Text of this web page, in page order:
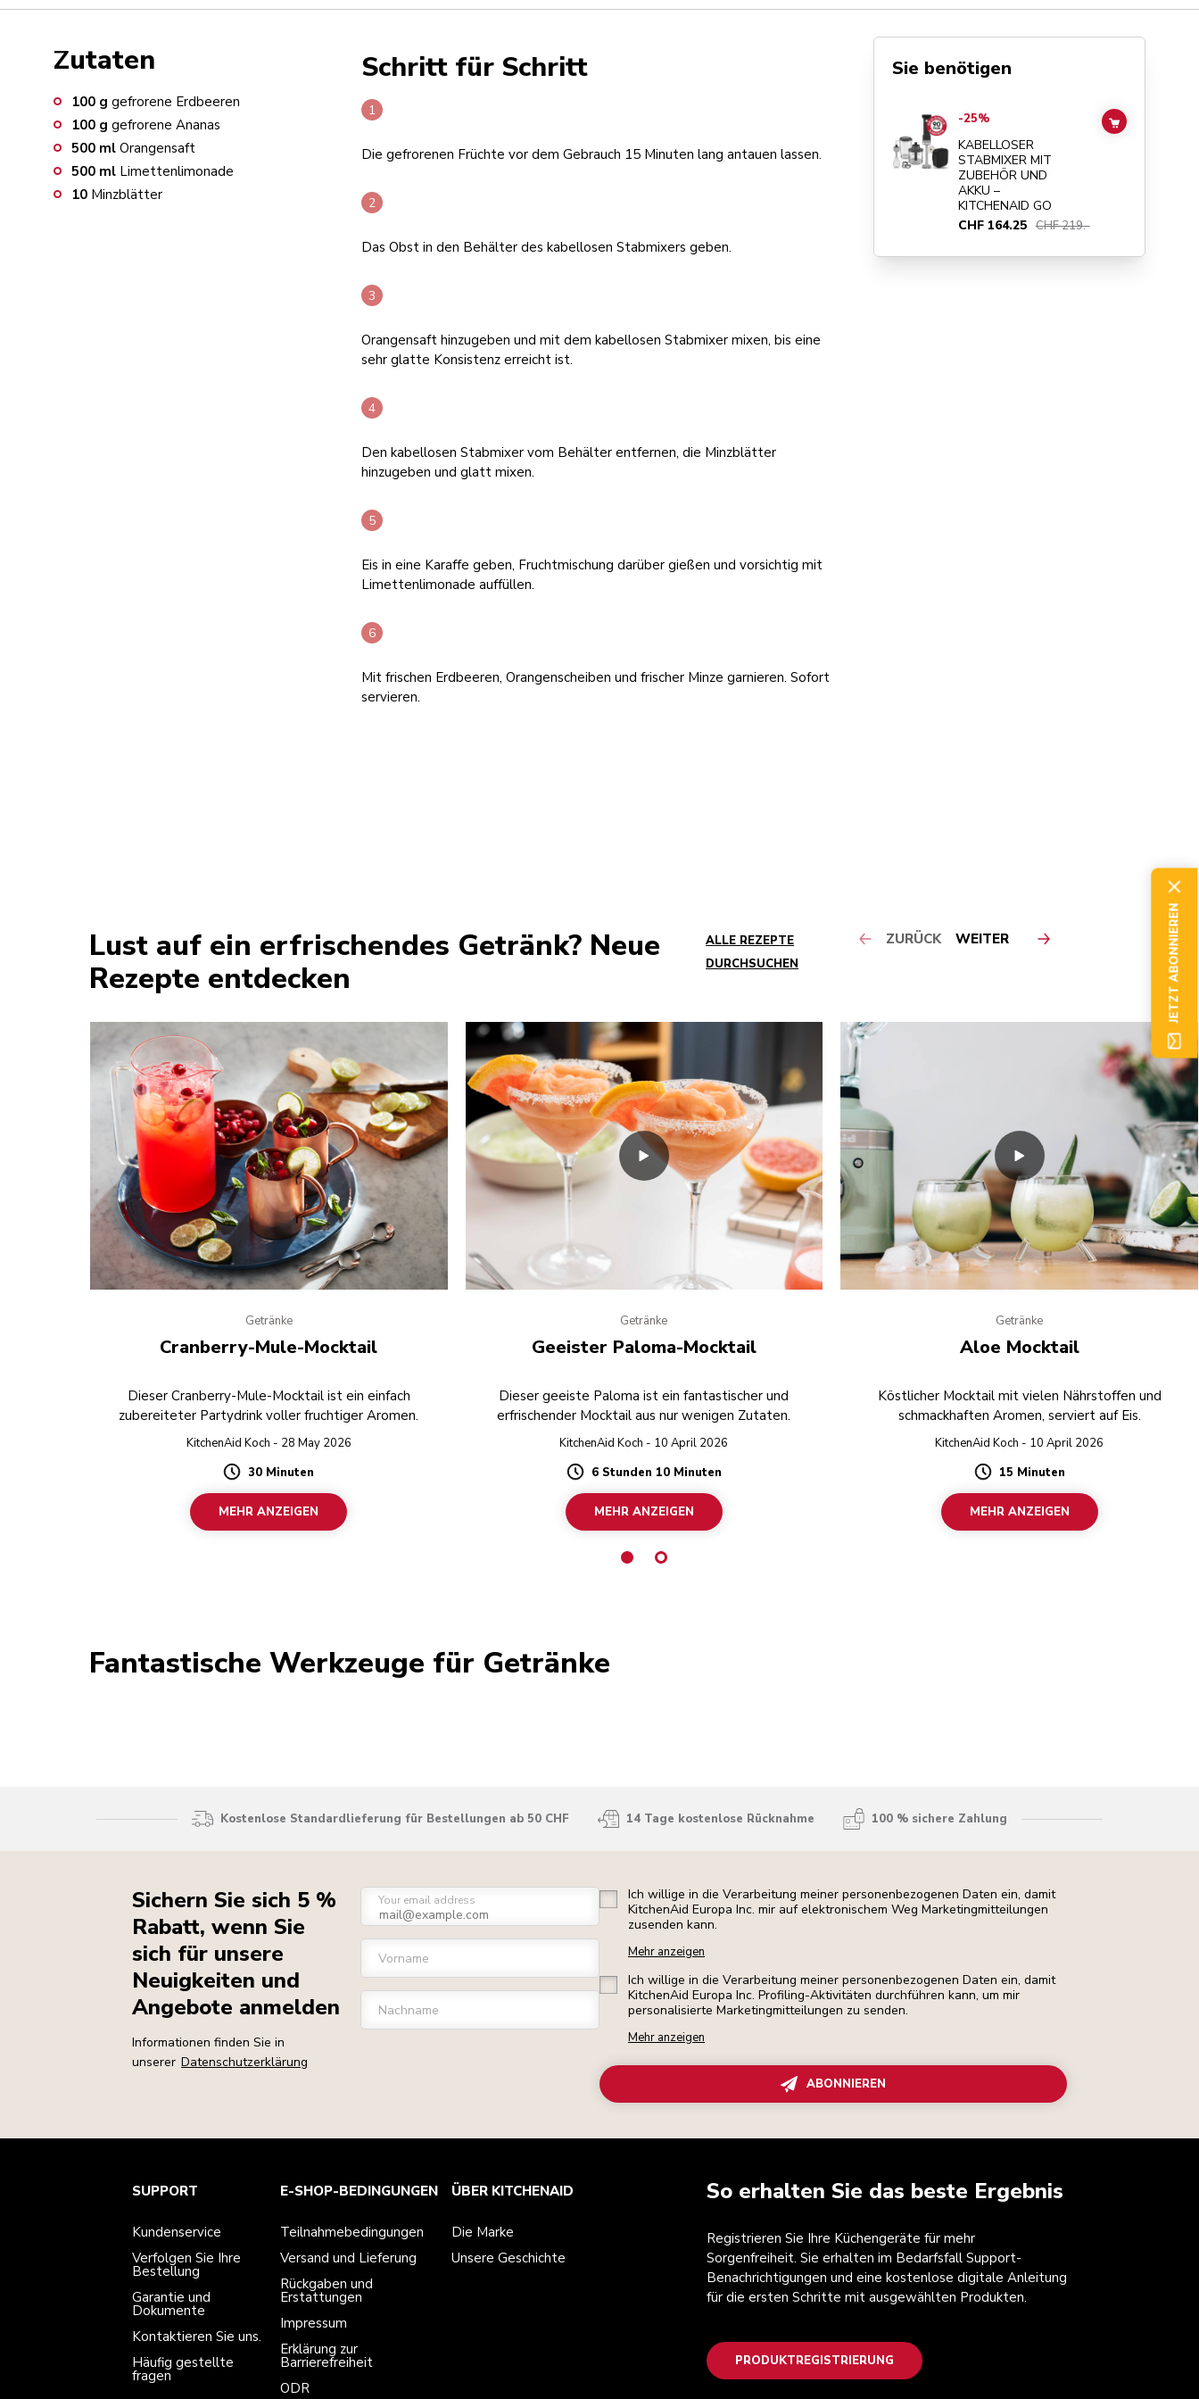
Zutaten
100 g gefrorene Erdbeeren
100 g gefrorene Ananas
500 ml Orangensaft
500 ml Limettenlimonade
10 Minzblätter
Schritt für Schritt
Die gefrorenen Früchte vor dem Gebrauch 15 Minuten lang antauen lassen.
Das Obst in den Behälter des kabellosen Stabmixers geben.
Orangensaft hinzugeben und mit dem kabellosen Stabmixer mixen, bis eine
sehr glatte Konsistenz erreicht ist.
Den kabellosen Stabmixer vom Behälter entfernen, die Minzblätter
hinzugeben und glatt mixen.
Eis in eine Karaffe geben, Fruchtmischung darüber gießen und vorsichtig mit
Limettenlimonade auffüllen.
Mit frischen Erdbeeren, Orangenscheiben und frischer Minze garnieren. Sofort
servieren.
Sie benötigen
Go toKABELLOSER STABMIXER MIT ZUBEHÖR UND
-25%
KABELLOSER
STABMIXER MIT
ZUBEHÖR UND
AKKU –
KITCHENAID GO
CHF 164.25 CHF 219.-
ADD TO CART
Lust auf ein erfrischendes Getränk? Neue
Rezepte entdecken
ALLE REZEPTE
DURCHSUCHEN
ZURÜCK WEITER
Getränke
Cranberry-Mule-Mocktail
Dieser Cranberry-Mule-Mocktail ist ein einfach
zubereiteter Partydrink voller fruchtiger Aromen.
KitchenAid Koch - 28 May 2026
Duration
30 Minuten
MEHR ANZEIGEN
Getränke
Geeister Paloma-Mocktail
Dieser geeiste Paloma ist ein fantastischer und
erfrischender Mocktail aus nur wenigen Zutaten.
KitchenAid Koch - 10 April 2026
Duration
6 Stunden 10 Minuten
MEHR ANZEIGEN
Getränke
Aloe Mocktail
Köstlicher Mocktail mit vielen Nährstoffen und
schmackhaften Aromen, serviert auf Eis.
KitchenAid Koch - 10 April 2026
Duration
15 Minuten
MEHR ANZEIGEN
Fantastische Werkzeuge für Getränke
Kostenlose Standardlieferung für Bestellungen ab 50 CHF 14 Tage kostenlose Rücknahme 100 % sichere Zahlung
Sichern Sie sich 5 %
Rabatt, wenn Sie
sich für unsere
Neuigkeiten und
Angebote anmelden
Informationen finden Sie in
unserer Datenschutzerklärung
Your email address
Vorname
Nachname
Ich willige in die Verarbeitung meiner personenbezogenen Daten ein, damit
KitchenAid Europa Inc. mir auf elektronischem Weg Marketingmitteilungen
zusenden kann.
Mehr anzeigen
Ich willige in die Verarbeitung meiner personenbezogenen Daten ein, damit
KitchenAid Europa Inc. Profiling-Aktivitäten durchführen kann, um mir
personalisierte Marketingmitteilungen zu senden.
Mehr anzeigen
ABONNIEREN
So erhalten Sie das beste Ergebnis
Registrieren Sie Ihre Küchengeräte für mehr
Sorgenfreiheit. Sie erhalten im Bedarfsfall Support-
Benachrichtigungen und eine kostenlose digitale Anleitung
für die ersten Schritte mit ausgewählten Produkten.
PRODUKTREGISTRIERUNG
Kundenservice
Verfolgen Sie Ihre Bestellung
Häufig gestellte fragen
Teilnahmebedingungen
Versand und Lieferung
Erklärung zur Barrierefreiheit
Die Marke
Unsere Geschichte
Händlersuche
SUPPORT
Kundenservice
Verfolgen Sie Ihre
Bestellung
Garantie und
Dokumente
Kontaktieren Sie uns.
Häufig gestellte
fragen
E-SHOP-BEDINGUNGEN
Teilnahmebedingungen
Versand und Lieferung
Rückgaben und
Erstattungen
Impressum
Erklärung zur
Barrierefreiheit
ODR
ÜBER KITCHENAID
Die Marke
Unsere Geschichte
JETZT ABONNIEREN